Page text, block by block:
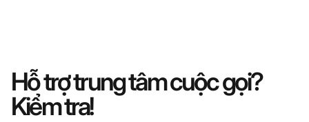
Hỗ trợ trung tâm cuộc gọi?
Kiểm tra!